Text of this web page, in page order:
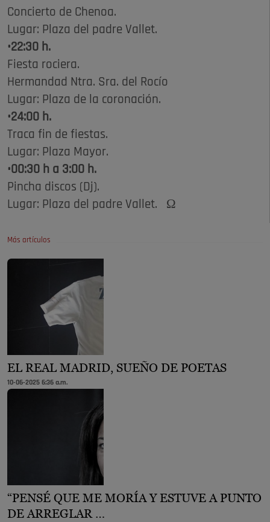
Concierto de Chenoa.
Lugar: Plaza del padre Vallet.
•22:30 h.
Fiesta rociera.
Hermandad Ntra. Sra. del Rocío
Lugar: Plaza de la coronación.
•24:00 h.
Traca fin de fiestas.
Lugar: Plaza Mayor.
•00:30 h a 3:00 h.
Pincha discos (Dj).
Lugar: Plaza del padre Vallet. Ω
Más artículos
EL REAL MADRID, SUEÑO DE POETAS
10-06-2025 6:36 a.m.
“PENSÉ QUE ME MORÍA Y ESTUVE A PUNTO
DE ARREGLAR …